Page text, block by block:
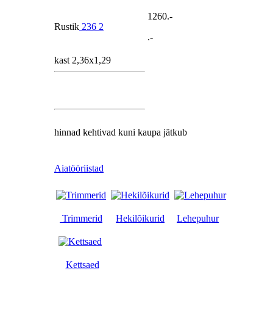
Rustik 236 2
1260.-
.-
kast 2,36x1,29
hinnad kehtivad kuni kaupa jätkub
Aiatööriistad
Trimmerid Hekilõikurid Lehepuhur
Kettsaed